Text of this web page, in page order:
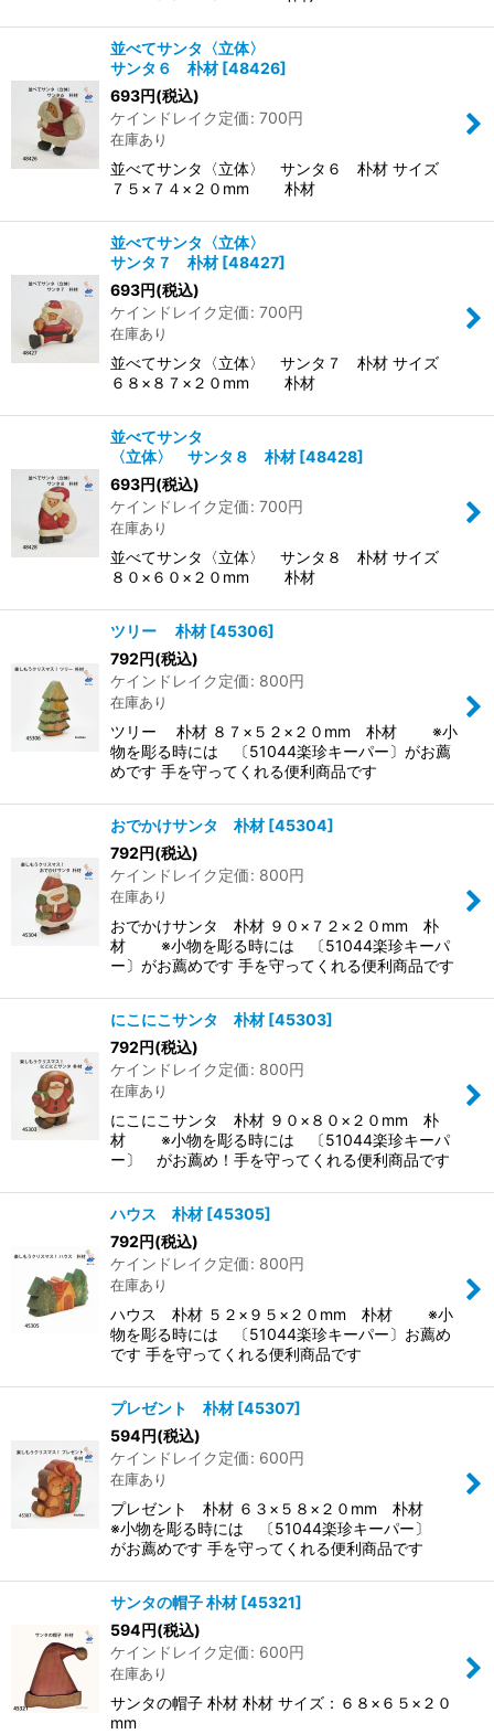
並べてサンタ〈立体〉
サンタ６ 朴材 [48426]
693円(税込)
ケインドレイク定価: 700円
在庫あり
並べてサンタ〈立体〉 サンタ６ 朴材 サイズ
７５×７４×２０mm 朴材
並べてサンタ〈立体〉
サンタ７ 朴材 [48427]
693円(税込)
ケインドレイク定価: 700円
在庫あり
並べてサンタ〈立体〉 サンタ７ 朴材 サイズ
６８×８７×２０mm 朴材
並べてサンタ
〈立体〉 サンタ８ 朴材 [48428]
693円(税込)
ケインドレイク定価: 700円
在庫あり
並べてサンタ〈立体〉 サンタ８ 朴材 サイズ
８０×６０×２０mm 朴材
ツリー 朴材 [45306]
792円(税込)
ケインドレイク定価: 800円
在庫あり
ツリー 朴材 ８７×５２×２０mm 朴材 ※小
物を彫る時には 〔51044楽珍キーパー〕がお薦
めです 手を守ってくれる便利商品です
おでかけサンタ 朴材 [45304]
792円(税込)
ケインドレイク定価: 800円
在庫あり
おでかけサンタ 朴材 ９０×７２×２０mm 朴
材 ※小物を彫る時には 〔51044楽珍キーパ
ー〕がお薦めです 手を守ってくれる便利商品です
にこにこサンタ 朴材 [45303]
792円(税込)
ケインドレイク定価: 800円
在庫あり
にこにこサンタ 朴材 ９０×８０×２０mm 朴
材 ※小物を彫る時には 〔51044楽珍キーパ
ー〕 がお薦め！手を守ってくれる便利商品です
ハウス 朴材 [45305]
792円(税込)
ケインドレイク定価: 800円
在庫あり
ハウス 朴材 ５２×９５×２０mm 朴材 ※小
物を彫る時には 〔51044楽珍キーパー〕お薦め
です 手を守ってくれる便利商品です
プレゼント 朴材 [45307]
594円(税込)
ケインドレイク定価: 600円
在庫あり
プレゼント 朴材 ６３×５８×２０mm 朴材
※小物を彫る時には 〔51044楽珍キーパー〕
がお薦めです 手を守ってくれる便利商品です
サンタの帽子 朴材 [45321]
594円(税込)
ケインドレイク定価: 600円
在庫あり
サンタの帽子 朴材 朴材 サイズ：６８×６５×２０
mm